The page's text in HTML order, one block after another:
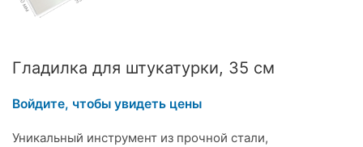
Гладилка для штукатурки, 35 см
Войдите, чтобы увидеть цены
Уникальный инструмент из прочной стали,